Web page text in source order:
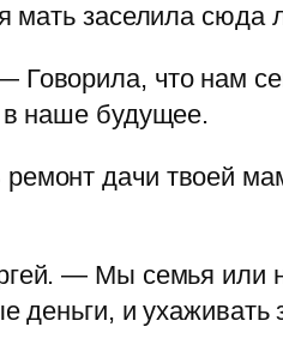
мать заселила сюда
что нам
в наше будущее.
дачи твоей
— Мы семья или
и ухаживать